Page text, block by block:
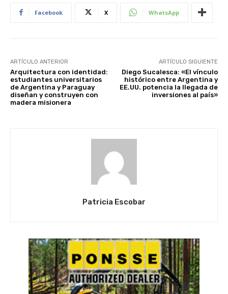
Facebook X WhatsApp
ARTÍCULO ANTERIOR
Arquitectura con identidad:
estudiantes universitarios
de Argentina y Paraguay
diseñan y construyen con
madera misionera
ARTÍCULO SIGUIENTE
Diego Sucalesca: «El vínculo
histórico entre Argentina y
EE.UU. potencia la llegada de
inversiones al país»
Patricia Escobar